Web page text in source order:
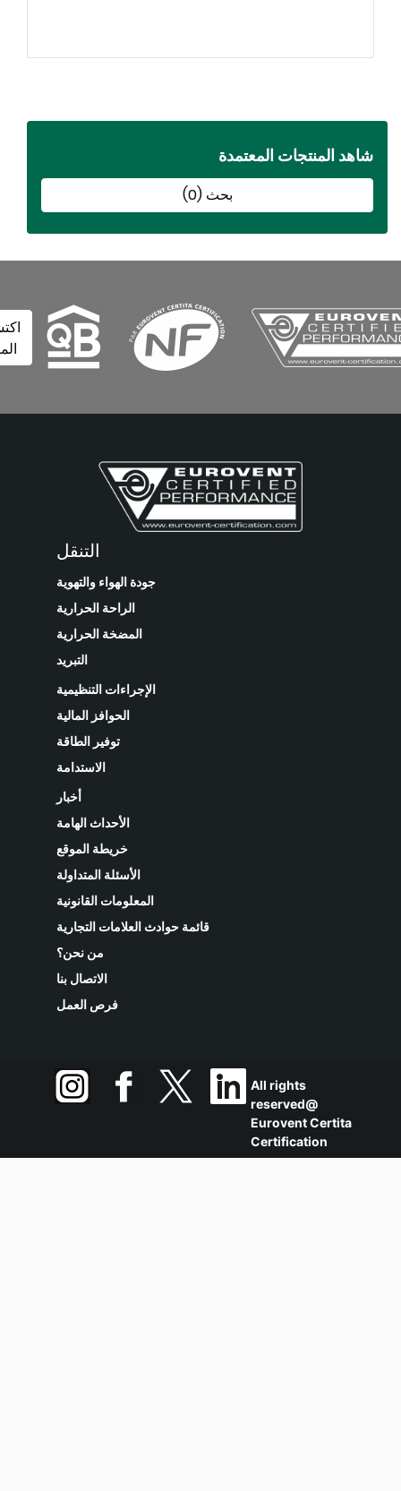
المنتجات المعتمدة
بحث (0)
اكتشف
المزيد
التنقل
جودة الهواء والتهوية
الراحة الحرارية
المضخة الحرارية
الإجراءات التنظيمية
الحوافز المالية
توفير الطاقة
الاستدامة
الأحداث الهامة
خريطة الموقع
الأسئلة المتداولة
المعلومات القانونية
قائمة حوادث العلامات التجارية
من نحن؟
الاتصال بنا
فرص العمل
All rights
reserved@
Eurovent Certita
Certification